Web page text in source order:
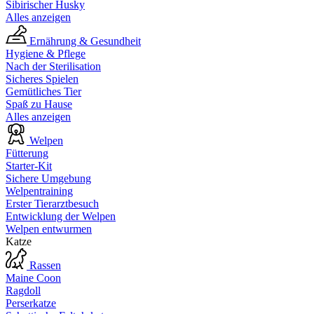
Sibirischer Husky
Alles anzeigen
Ernährung & Gesundheit
Hygiene & Pflege
Nach der Sterilisation
Sicheres Spielen
Gemütliches Tier
Spaß zu Hause
Alles anzeigen
Welpen
Fütterung
Starter-Kit
Sichere Umgebung
Welpentraining
Erster Tierarztbesuch
Entwicklung der Welpen
Welpen entwurmen
Katze
Rassen
Maine Coon
Ragdoll
Perserkatze